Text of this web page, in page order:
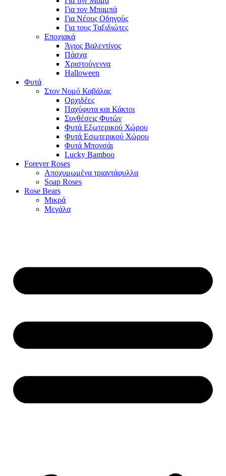
Για τον Μπαμπά
Για Νέους Οδηγούς
Για τους Ταξιδιώτες
Εποχιακά
Άγιος Βαλεντίνος
Πάσχα
Χριστούγεννα
Halloween
Φυτά
Στον Νομό Καβάλας
Ορχιδέες
Παχύφυτα και Κάκτοι
Συνθέσεις Φυτών
Φυτά Εξωτερικού Χώρου
Φυτά Εσωτερικού Χώρου
Φυτά Μπονσάι
Lucky Bamboo
Forever Roses
Αποχυμωμένα τριαντάφυλλα
Soap Roses
Rose Βears
Μικρά
Μεγάλα